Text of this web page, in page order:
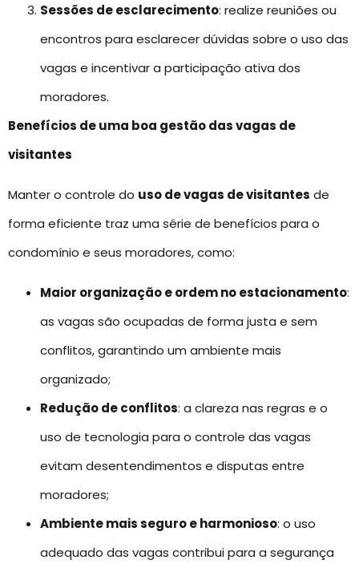
Sessões de esclarecimento: realize reuniões ou
encontros para esclarecer dúvidas sobre o uso das
vagas e incentivar a participação ativa dos
moradores.
Benefícios de uma boa gestão das vagas de
visitantes
Manter o controle do uso de vagas de visitantes de
forma eficiente traz uma série de benefícios para o
condomínio e seus moradores, como:
Maior organização e ordem no estacionamento:
as vagas são ocupadas de forma justa e sem
conflitos, garantindo um ambiente mais
organizado;
Redução de conflitos: a clareza nas regras e o
uso de tecnologia para o controle das vagas
evitam desentendimentos e disputas entre
moradores;
Ambiente mais seguro e harmonioso: o uso
adequado das vagas contribui para a segurança